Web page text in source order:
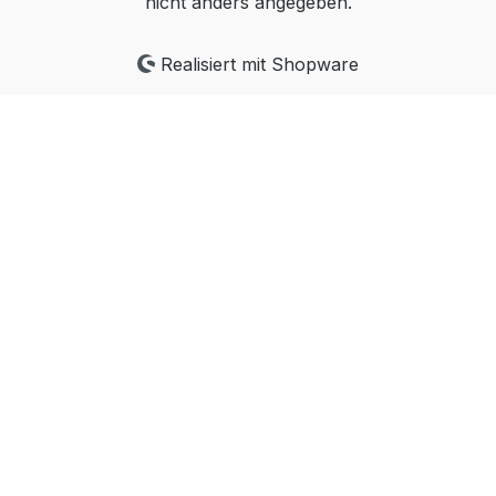
ausgestattet. Passende Gegenstücke sind
Zubehör, oder beispielsweise
Realisiert mit Shopware